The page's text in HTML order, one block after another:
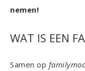
nemen!
WAT IS EEN
Samen op